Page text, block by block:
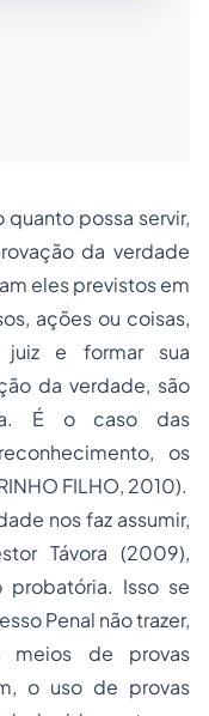
possa servir,
da verdade
eles previstos em
ações ou coisas,
juiz e formar sua
da verdade, são
É o caso das
os
FILHO, 2010).
nos faz assumir,
Távora (2009),
probatória. Isso se
Penal não trazer,
meios de provas
o uso de provas